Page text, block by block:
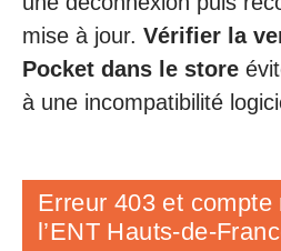
mise à jour. Vérifier la
Pocket dans le store
à une incompatibilité
Erreur 403 et
l’ENT Hauts-de-